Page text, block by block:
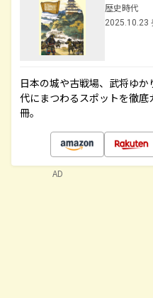
歴史時代
2025.10.23
日本の城や古戦場、武将ゆ
代にまつわるスポットを徹
冊。
AD